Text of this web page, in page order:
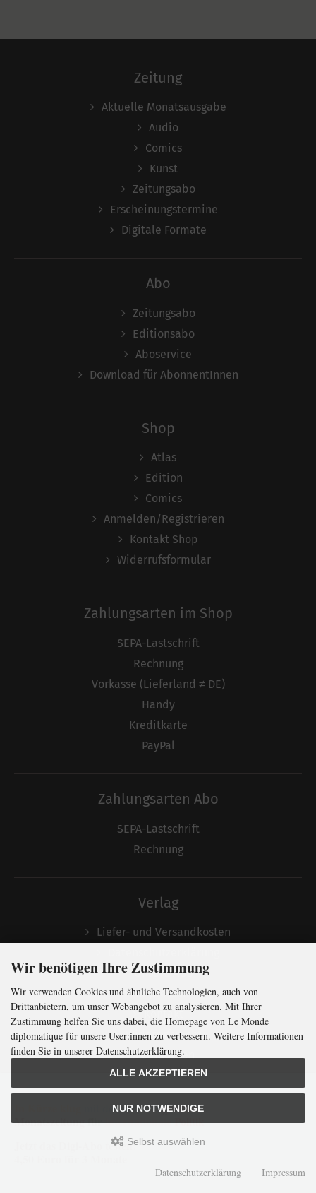
mit der weltweitgrößten
MonatszeitungfürinternationalePolitik
Jetzt das Digi-Abo testen:
Zeitung
Aktuelle Monatsausgabe
Audio
Comics
Kunst
Zeitungsabo
Erscheinungstermine
Digitale Formate
Abo
Zeitungsabo
Editionsabo
Aboservice
Download für AbonnentInnen
Shop
Atlas
Edition
Comics
Anmelden/Registrieren
Kontakt Shop
Widerrufsformular
Zahlungsarten im Shop
SEPA-Lastschrift
Rechnung
Vorkasse (Lieferland ≠ DE)
Handy
Kreditkarte
PayPal
Zahlungsarten Abo
SEPA-Lastschrift
Rechnung
Verlag
Liefer- und Versandkosten
Unsere AGB
Impressum
Kontakt
Widerrufsrecht
Mediadaten
Über uns
Archiv
Kunst
Wir benötigen Ihre Zustimmung
Wir verwenden Cookies und ähnliche Technologien, auch von
Drittanbietern, um unser Webangebot zu analysieren. Mit Ihrer
Zustimmung helfen Sie uns dabei, die Homepage von Le Monde
diplomatique für unsere User:innen zu verbessern. Weitere Informationen
finden Sie in unserer Datenschutzerklärung.
ALLE AKZEPTIEREN
NUR NOTWENDIGE
Selbst auswählen
Datenschutzerklärung Impressum